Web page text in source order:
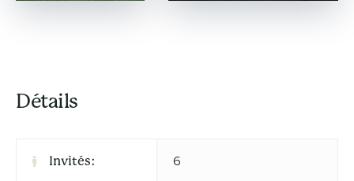
Détails
Invités: 6